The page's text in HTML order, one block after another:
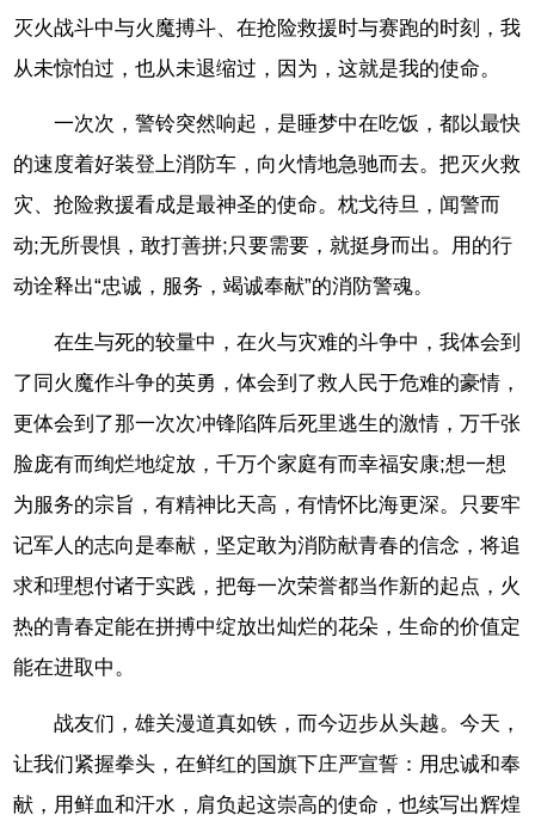
灭火战斗中与火魔搏斗、在抢险救援时与赛跑的时刻，我
从未惊怕过，也从未退缩过，因为，这就是我的使命。
一次次，警铃突然响起，是睡梦中在吃饭，都以最快
的速度着好装登上消防车，向火情地急驰而去。把灭火救
灾、抢险救援看成是最神圣的使命。枕戈待旦，闻警而
动;无所畏惧，敢打善拼;只要需要，就挺身而出。用的行
动诠释出“忠诚，服务，竭诚奉献”的消防警魂。
在生与死的较量中，在火与灾难的斗争中，我体会到
了同火魔作斗争的英勇，体会到了救人民于危难的豪情，
更体会到了那一次次冲锋陷阵后死里逃生的激情，万千张
脸庞有而绚烂地绽放，千万个家庭有而幸福安康;想一想
为服务的宗旨，有精神比天高，有情怀比海更深。只要牢
记军人的志向是奉献，坚定敢为消防献青春的信念，将追
求和理想付诸于实践，把每一次荣誉都当作新的起点，火
热的青春定能在拼搏中绽放出灿烂的花朵，生命的价值定
能在进取中。
战友们，雄关漫道真如铁，而今迈步从头越。今天，
让我们紧握拳头，在鲜红的国旗下庄严宣誓：用忠诚和奉
献，用鲜血和汗水，肩负起这崇高的使命，也续写出辉煌